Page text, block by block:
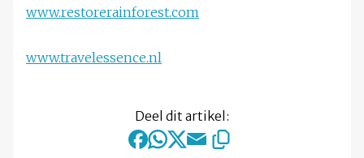
www.restorerainforest.com
www.travelessence.nl
Deel dit artikel: